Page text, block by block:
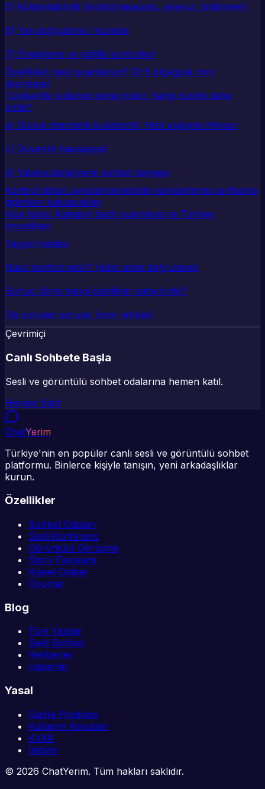
5) Kullanılabilirlik (mobil/masaüstü, arayüz, bildirimler)
6) Yaş doğrulama / kurallar
7) Engelleme ve gizlilik kontrolleri
Özellikleri nasıl puanlarsın? (0-5 ölçeğiyle mini
skorlama)
Türkiye’de kullanım senaryoları: hangi özellik daha
kritik?
a) Düşük internetle kullanımb) Hızlı eşleşme ihtiyacı
c) Güvenlik hassasiyeti
d) Yabancılarla/yerel sohbet dengesi
Kontrol listesi: uygulama/website karşılaştırma sayfasına
giderken bakılacaklar
Kısa tablo: Kategori bazlı puanlama ve Türkiye
öncelikleri
Yaygın hatalar
Nasıl kontrol edilir? (adım adım doğrulama)
Sonuç: Kime hangi özellikler daha kritik?
Sık sorulan sorular (mini rehber)
Çevrimiçi
Canlı Sohbete Başla
Sesli ve görüntülü sohbet odalarına hemen katıl.
Hemen Katıl
ChatYerim
Türkiye'nin en popüler canlı sesli ve görüntülü sohbet
platformu. Binlerce kişiyle tanışın, yeni arkadaşlıklar
kurun.
Özellikler
Sohbet Odaları
Sesli Konferans
Görüntülü Görüşme
Story Paylaşım
Kişisel Odalar
Oyunlar
Blog
Tüm Yazılar
Sesli Sohbet
Rehberler
Haberler
Yasal
Gizlilik Politikası
Kullanım Koşulları
KVKK
İletişim
© 2026 ChatYerim. Tüm hakları saklıdır.